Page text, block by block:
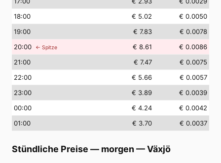
18:00 € 5.02
€ 0.0050
19:00 € 7.83
€ 0.0078
20:00 ← Spitze € 8.61
€ 0.0086
21:00 € 7.47
€ 0.0075
22:00 € 5.66
€ 0.0057
23:00 € 3.89
€ 0.0039
00:00 € 4.24
€ 0.0042
01:00 € 3.70 € 0.0037
Stündliche Preise — morgen —Växjö